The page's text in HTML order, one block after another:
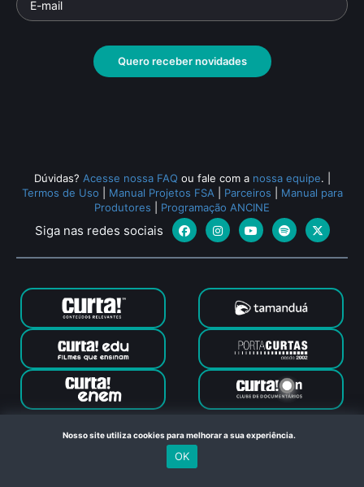
Quero receber novidades
Dúvidas? Acesse nossa FAQ ou fale com a nossa equipe.
Termos de Uso
Manual Projetos FSA Parceiros
Manual para
Produtores
Programação ANCINE
Siga nas redes sociais
Canal Curta © 2024. Todos os direitos reservados. Feito com
no Rio de Janeiro
Nosso site utiliza cookies para melhorar a sua experiência.
OK